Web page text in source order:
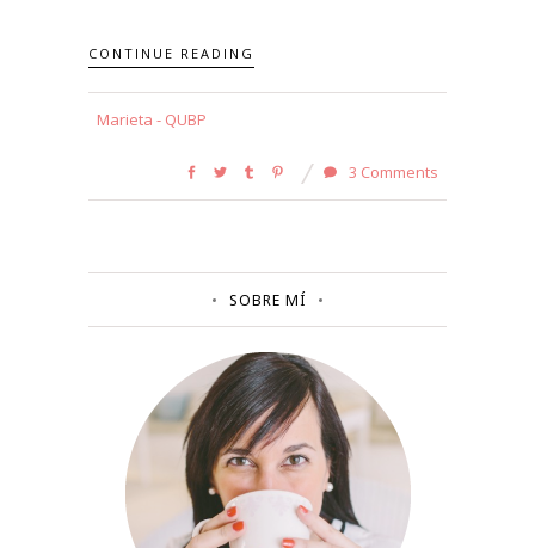
CONTINUE READING
Marieta - QUBP
3 Comments
SOBRE MÍ